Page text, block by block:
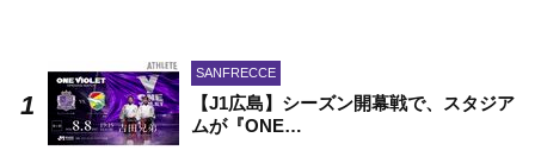
SANFRECCE
【J1広島】シーズン開幕戦で、スタジア
ムが『ONE…